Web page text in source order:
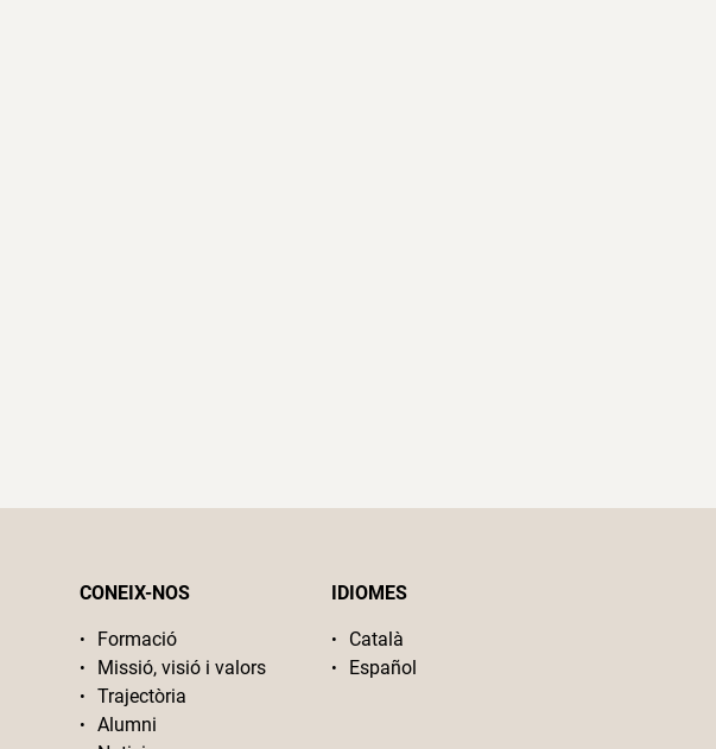
CONEIX-NOS
Formació
Missió, visió i valors
Trajectòria
Alumni
IDIOMES
Català
Español